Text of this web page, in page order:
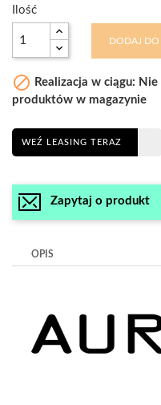
Ilość
DODAJ DO
 Realizacja w ciągu:
produktów w magazynie
WEŹ LEASING TERAZ
Zapytaj o produkt
OPIS